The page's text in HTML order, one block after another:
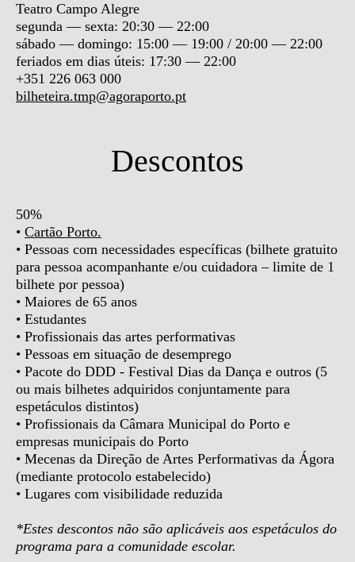
Teatro Campo Alegre
segunda — sexta: 20:30 — 22:00
sábado — domingo: 15:00 — 19:00 / 20:00 — 22:00
feriados em dias úteis: 17:30 — 22:00
+351 226 063 000
bilheteira.tmp@agoraporto.pt
Descontos
50%
• Cartão Porto.
• Pessoas com necessidades específicas (bilhete gratuito
para pessoa acompanhante e/ou cuidadora – limite de 1
bilhete por pessoa)
• Maiores de 65 anos
• Estudantes
• Profissionais das artes performativas
• Pessoas em situação de desemprego
• Pacote do DDD - Festival Dias da Dança e outros (5
ou mais bilhetes adquiridos conjuntamente para
espetáculos distintos)
• Profissionais da Câmara Municipal do Porto e
empresas municipais do Porto
• Mecenas da Direção de Artes Performativas da Ágora
(mediante protocolo estabelecido)
• Lugares com visibilidade reduzida
*Estes descontos não são aplicáveis aos espetáculos do
programa para a comunidade escolar.